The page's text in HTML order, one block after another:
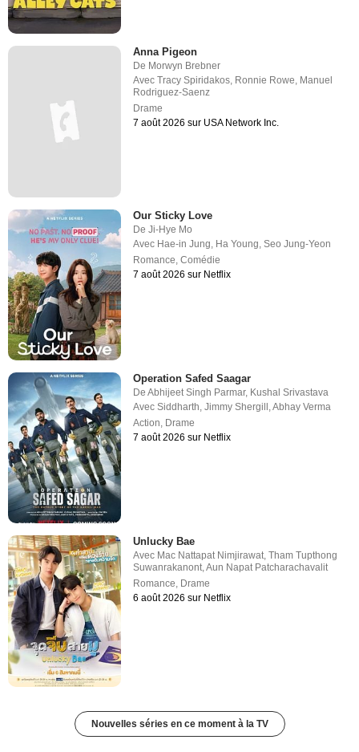
Anna Pigeon
De Morwyn Brebner
AvecTracy Spiridakos, Ronnie Rowe, Manuel
Rodriguez-Saenz
Drame
7 août 2026 sur USA Network Inc.
Our Sticky Love
DeJi-Hye Mo
Avec Hae-in Jung Ha Young ,Seo Jung-Yeon
Romance ,Comédie
7 août 2026 sur Netflix
Operation Safed Saagar
DeAbhijeet Singh Parmar, Kushal Srivastava
AvecSiddharth,Jimmy Shergill ,Abhay Verma
Action, Drame
7 août 2026 sur Netflix
Unlucky Bae
Avec Mac Nattapat Nimjirawat,Tham Tupthong
Suwanrakanont,Aun Napat Patcharachavalit
Romance, Drame
6 août 2026 sur Netflix
Nouvelles séries en ce moment à la TV